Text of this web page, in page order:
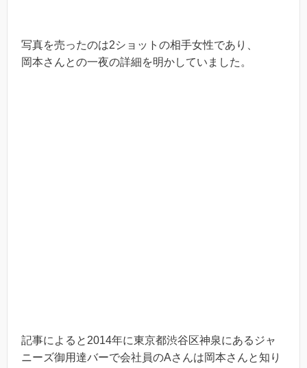
写真を売ったのは2ショットの相手女性であり、
岡本さんとの一夜の詳細を明かしていました。
記事によると2014年に東京都渋谷区神泉にあるジャ
ニーズ御用達バーで会社員のAさんは岡本さんと知り